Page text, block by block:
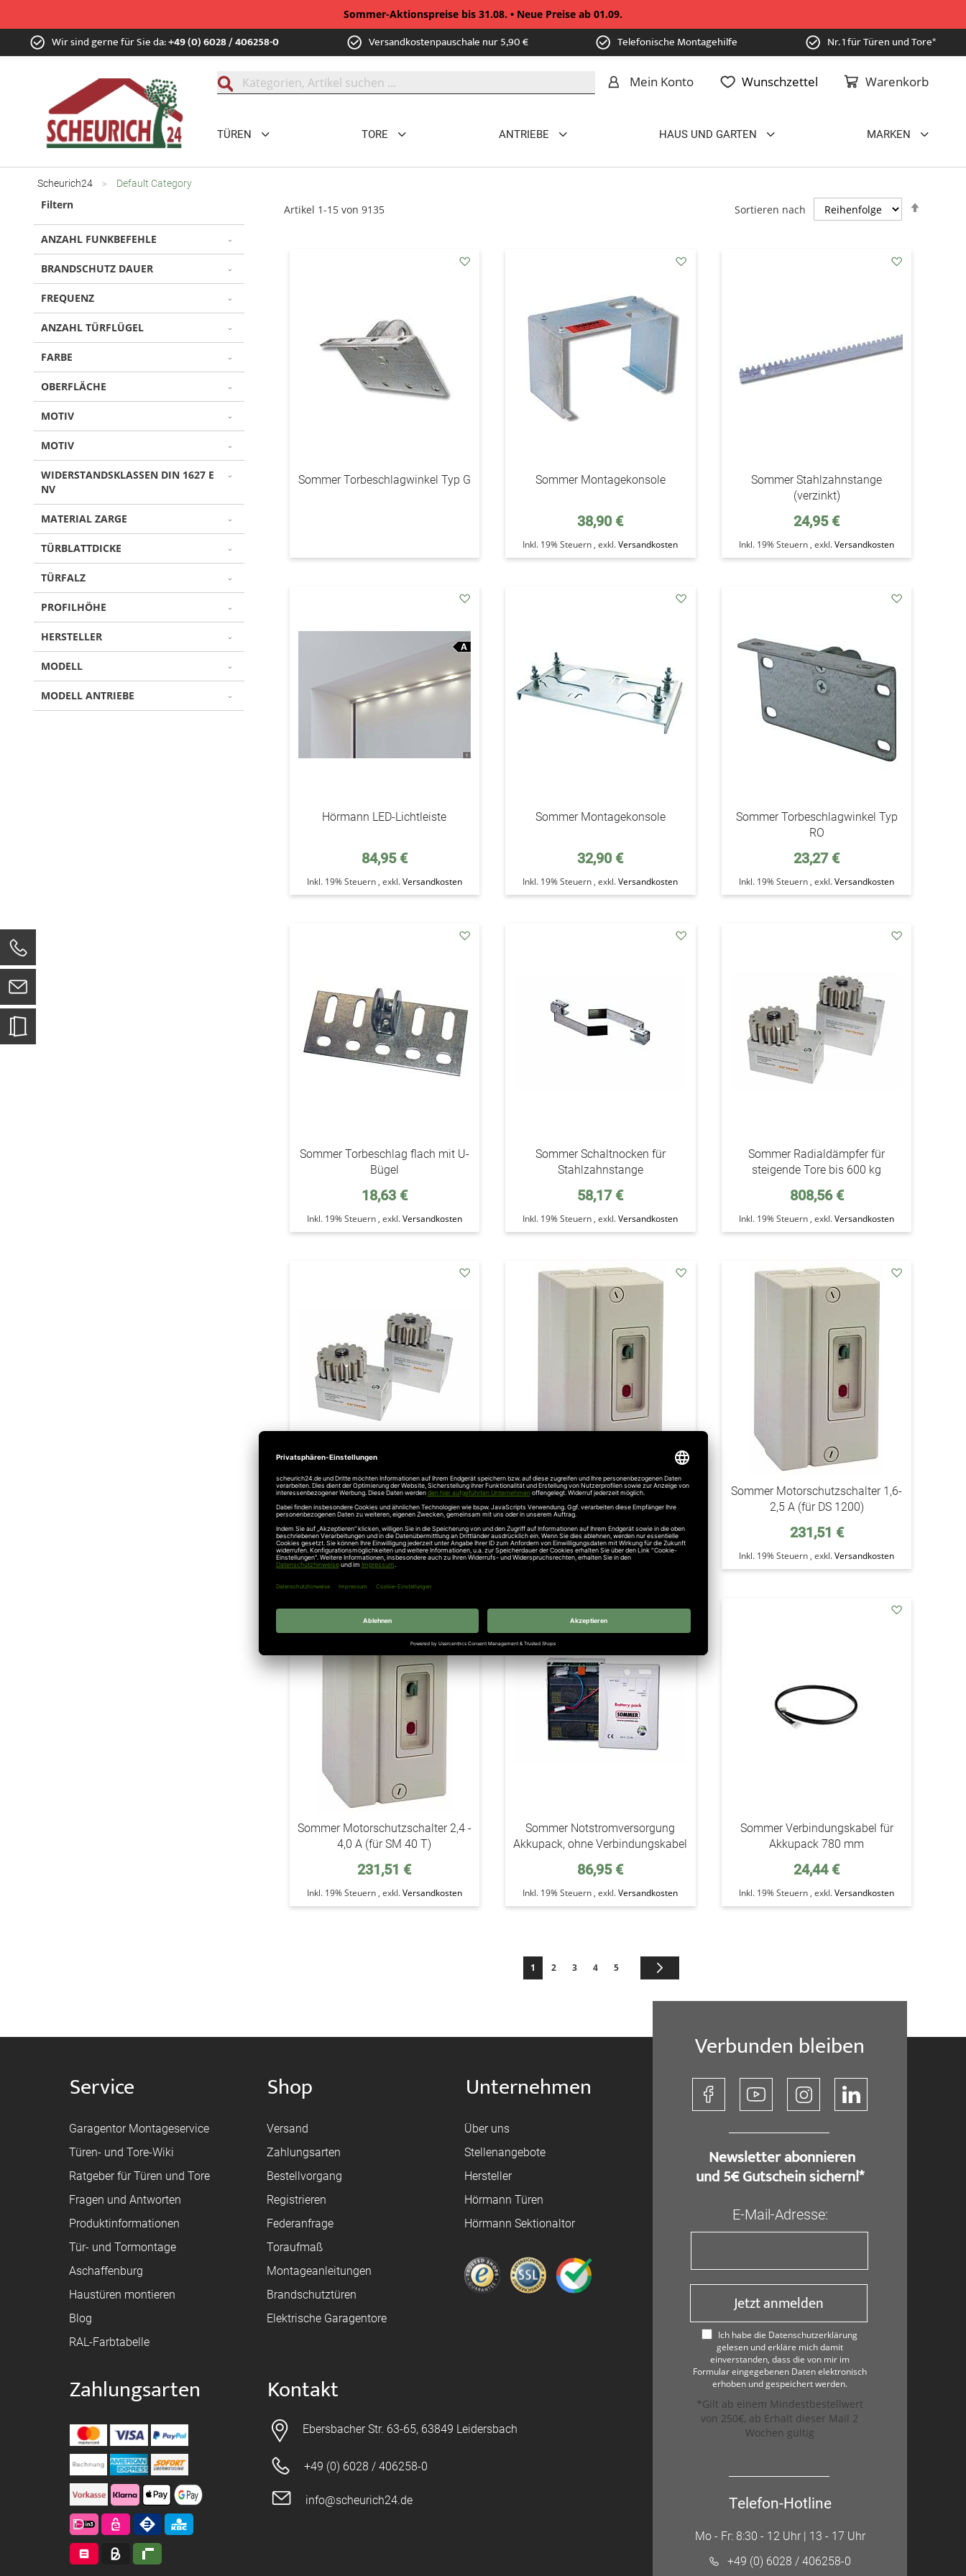
Sommer-Aktionspreise bis 31.08. • Neue Preise ab 01.09.
Zum
Inhalt Wir sind gerne für Sie da:+49 (0) 6028 / 406258-0 Versandkostenpauschale nur 5,90 € Telefonische Montagehilfe Nr. 1 für Türen und Tore*
Warenkorb
Mein Konto Wunschzettel
TÜREN TORE ANTRIEBE HAUS UND GARTEN MARKEN
Scheurich24 Default Category
Artikel 1-15von 9135 Sortieren nach
Sommer Torbeschlagwinkel Typ G Sommer Montagekonsole
38,90 €
Inkl. 19% Steuern ,exkl.Versandkosten
Sommer Stahlzahnstange
(verzinkt)
24,95 €
Inkl. 19% Steuern ,exkl.Versandkosten
den
Wunschzettel
Hörmann LED-Lichtleiste
84,95 €
Inkl. 19% Steuern , exkl.Versandkosten
Wunschzettel
Sommer Montagekonsole
32,90 €
Inkl. 19% Steuern ,exkl.Versandkosten
Sommer Torbeschlagwinkel Typ
RO
23,27 €
Inkl. 19% Steuern ,exkl.Versandkosten
Sommer Torbeschlag flach mit U-
Bügel
18,63 €
Inkl. 19% Steuern , exkl.Versandkosten
Sommer Schaltnocken für
Stahlzahnstange
58,17 €
Inkl. 19% Steuern ,exkl.Versandkosten
Sommer Radialdämpfer für
steigende Tore bis 600 kg
808,56 €
Inkl. 19% Steuern ,exkl.Versandkosten
Sommer Radialdämpfer für
steigende Tore bis 1200 kg
1.500,79 €
Inkl. 19% Steuern,exkl.Versandkosten
Sommer Motorschutzschalter 0,6-
1,0 A (für DS 600)
231,51 €
Inkl. 19% Steuern,exkl.Versandkosten
Sommer Motorschutzschalter 1,6-
2,5 A (für DS 1200)
231,51 €
Inkl. 19% Steuern ,exkl.Versandkosten
den
Wunschzettel
Sommer Motorschutzschalter 2,4 -
4,0 A (für SM 40 T)
231,51 €
Inkl. 19% Steuern , exkl.Versandkosten
Wunschzettel
Sommer Notstromversorgung
Akkupack, ohne Verbindungskabel
86,95 €
Inkl. 19% Steuern ,exkl.Versandkosten
Sommer Verbindungskabel für
Akkupack 780 mm
24,44 €
Inkl. 19% Steuern ,exkl.Versandkosten
Seite
Sie lesen gerade die Seite
1 Seite
2 Seite
3 Seite
4 Seite
5
Filtern
ANZAHL FUNKBEFEHLE
BRANDSCHUTZ DAUER
FREQUENZ
ANZAHL TÜRFLÜGEL
FARBE
OBERFLÄCHE
MOTIV
MOTIV
WIDERSTANDSKLASSEN DIN 1627 E
NV
MATERIAL ZARGE
TÜRBLATTDICKE
TÜRFALZ
PROFILHÖHE
HERSTELLER
MODELL
MODELL ANTRIEBE
Service
Garagentor Montageservice
Türen- und Tore-Wiki
Ratgeber für Türen und Tore
Fragen und Antworten
Produktinformationen
Tür- und Tormontage
Aschaffenburg
Haustüren montieren
Blog
RAL-Farbtabelle
Shop
Versand
Zahlungsarten
Bestellvorgang
Registrieren
Federanfrage
Toraufmaß
Montageanleitungen
Brandschutztüren
Elektrische Garagentore
Unternehmen
Über uns
Stellenangebote
Hersteller
Hörmann Türen
Hörmann Sektionaltor
Zahlungsarten Kontakt
Ebersbacher Str. 63-65, 63849 Leidersbach
+49 (0) 6028 / 406258-0
info@scheurich24.de
Verbunden bleiben
​ Newsletter abonnieren
und 5€ Gutschein sichern!*
E-Mail-Adresse:
Jetzt anmelden
Ich habe die Datenschutzerklärung
gelesen und erkläre mich damit
einverstanden, dass die von mir im
Formular eingegebenen Daten elektronisch
erhoben und gespeichert werden.
*Gilt ab einem Mindestbestellwert
von 250€, ab Erhalt dieser Mail 2
Wochen gültig
Telefon-Hotline
Mo - Fr: 8:30 - 12 Uhr | 13 - 17 Uhr
+49 (0) 6028 / 406258-0